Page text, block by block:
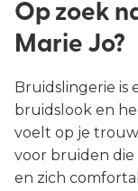
Op zoek
Marie Jo?
Bruidslingerie is
bruidslook en
voelt op je
voor bruiden
en zich